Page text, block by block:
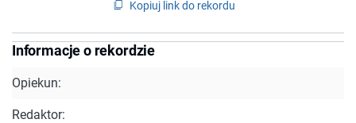
Kopiuj link do rekordu
Informacje o rekordzie
Opiekun:
Redaktor: